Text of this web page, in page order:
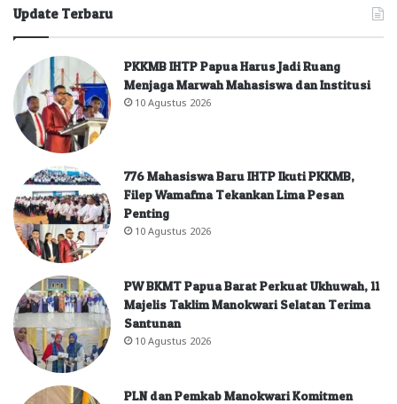
Update Terbaru
PKKMB IHTP Papua Harus Jadi Ruang
Menjaga Marwah Mahasiswa dan Institusi
10 Agustus 2026
776 Mahasiswa Baru IHTP Ikuti PKKMB,
Filep Wamafma Tekankan Lima Pesan
Penting
10 Agustus 2026
PW BKMT Papua Barat Perkuat Ukhuwah, 11
Majelis Taklim Manokwari Selatan Terima
Santunan
10 Agustus 2026
PLN dan Pemkab Manokwari Komitmen